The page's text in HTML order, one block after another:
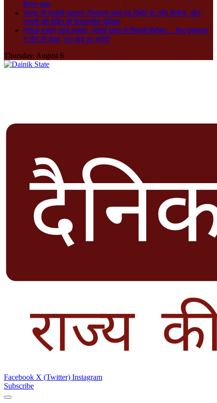
प्रिंटर जब्त
रामगढ़ की बदलेगी पहचान! जिमखाना क्लब एंड रिसॉर्ट का ग्रैंड रिलॉन्च, खेल,
लग्जरी और वेडिंग की विश्वस्तरीय सुविधाएं
ग्राहक बनकर पहुंचे बदमाश, ज्वेलर्स दुकान में निकाली रिवॉल्वर… फिर दुकानदार
ने छीन ली बंदूक, भाग खड़े हुए आरोपी
Thursday, August 6
Facebook X (Twitter) Instagram
Subscribe